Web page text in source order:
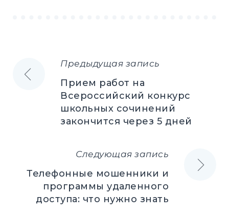
Навигация
записям
Предыдущая запись
Прием работ на
Всероссийский конкурс
школьных сочинений
закончится через 5 дней
Следующая запись
Телефонные мошенники и
программы удаленного
доступа: что нужно знать